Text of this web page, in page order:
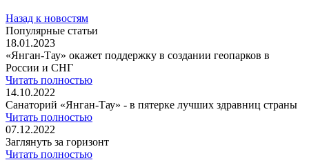
Назад к новостям
Популярные статьи
18.01.2023
«Янган-Тау» окажет поддержку в создании геопарков в
России и СНГ
Читать полностью
14.10.2022
Санаторий «Янган-Тау» - в пятерке лучших здравниц страны
Читать полностью
07.12.2022
Заглянуть за горизонт
Читать полностью